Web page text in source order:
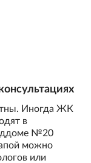
Иногда ЖК
в
№20
можно
или